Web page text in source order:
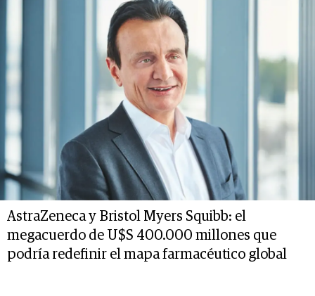
AstraZeneca y Bristol Myers Squibb: el
megacuerdo de U$S 400.000 millones que
podría redefinir el mapa farmacéutico global